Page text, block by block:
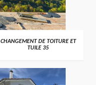
CHANGEMENT DE TOITURE ET
TUILE 35